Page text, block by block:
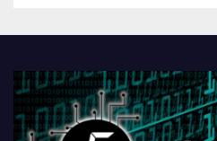
PlayStationeko